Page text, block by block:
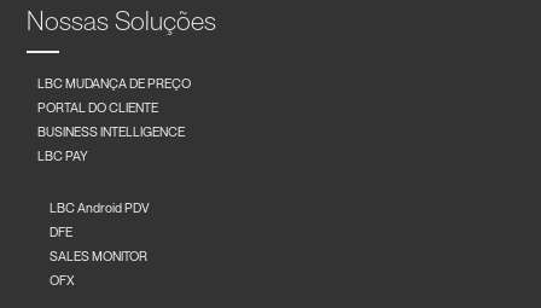
Nossas Soluções
LBC MUDANÇA DE PREÇO
PORTAL DO CLIENTE
BUSINESS INTELLIGENCE
LBC PAY
LBC Android PDV
DFE
SALES MONITOR
OFX